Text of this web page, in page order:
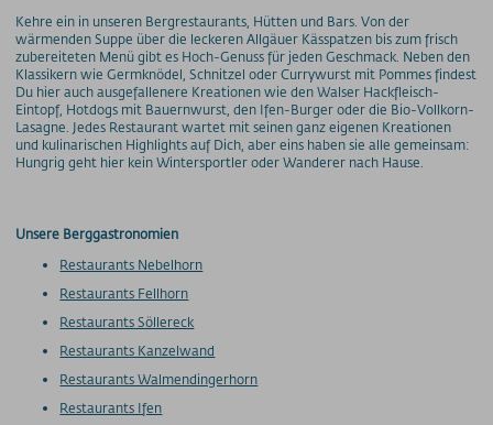
Bergbahnen
Weitere Infos
SOS / Notfallnummern
Kehre ein in unseren Bergrestaurants, Hütten und Bars. Von der
wärmenden Suppe über die leckeren Allgäuer Kässpatzen bis zum frisch
zubereiteten Menü gibt es Hoch-Genuss für jeden Geschmack. Neben den
Klassikern wie Germknödel, Schnitzel oder Currywurst mit Pommes findest
Du hier auch ausgefallenere Kreationen wie den Walser Hackfleisch-
Eintopf, Hotdogs mit Bauernwurst, den Ifen-Burger oder die Bio-Vollkorn-
Lasagne. Jedes Restaurant wartet mit seinen ganz eigenen Kreationen
und kulinarischen Highlights auf Dich, aber eins haben sie alle gemeinsam:
Hungrig geht hier kein Wintersportler oder Wanderer nach Hause.
Unsere Berggastronomien
Restaurants Nebelhorn
Restaurants Fellhorn
Restaurants Söllereck
Restaurants Kanzelwand
Restaurants Walmendingerhorn
Restaurants Ifen